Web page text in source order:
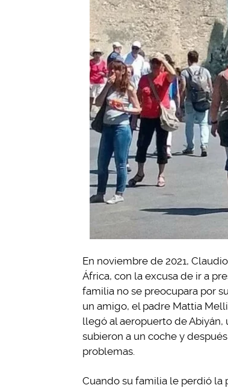
En noviembre de 2021,
África, con la excusa de ir a
familia no se preocupara por
un amigo, el padre Mattia
llegó al aeropuerto de Abiyán,
subieron a un coche y
problemas.
Cuando su familia le perdió la